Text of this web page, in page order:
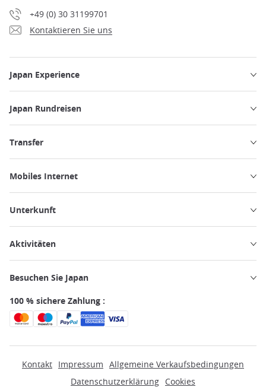
+49 (0) 30 31199701
Kontaktieren Sie uns
Japan Experience
Japan Rundreisen
Transfer
Mobiles Internet
Unterkunft
Aktivitäten
Besuchen Sie Japan
100 % sichere Zahlung :
Kontakt Impressum Allgemeine Verkaufsbedingungen
Datenschutzerklärung Cookies